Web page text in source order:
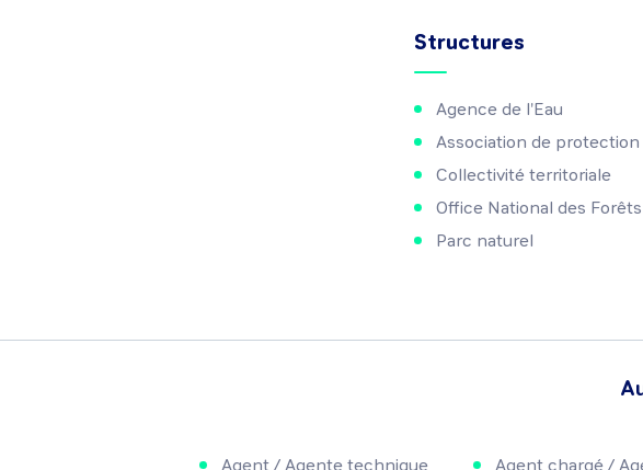
Structures
Agence de l'Eau
Association de
Collectivité territoriale
Office National des Forêts
Parc naturel
Agent / Agente technique
Agent chargé /